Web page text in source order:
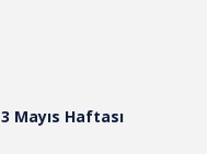
3 Mayıs Haftası